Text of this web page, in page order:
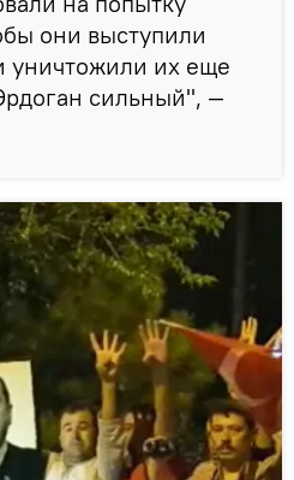
они выступили
уничтожили их еще
сильный", —